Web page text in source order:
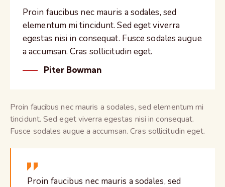
Proin faucibus nec mauris a sodales, sed
elementum mi tincidunt. Sed eget viverra
egestas nisi in consequat. Fusce sodales augue
a accumsan. Cras sollicitudin eget.
Piter Bowman
Proin faucibus nec mauris a sodales, sed elementum mi
tincidunt. Sed eget viverra egestas nisi in consequat.
Fusce sodales augue a accumsan. Cras sollicitudin eget.
Proin faucibus nec mauris a sodales, sed